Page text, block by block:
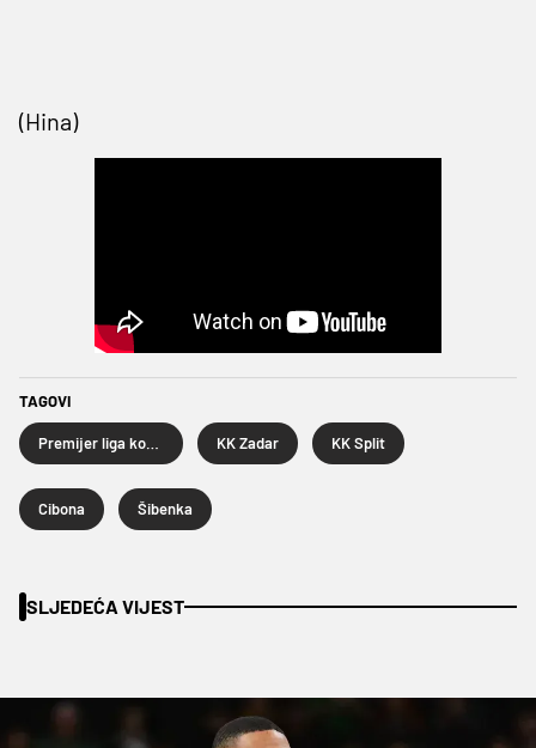
(Hina)
TAGOVI
KK Zadar KK Split
Cibona Šibenka
SLJEDEĆA VIJEST